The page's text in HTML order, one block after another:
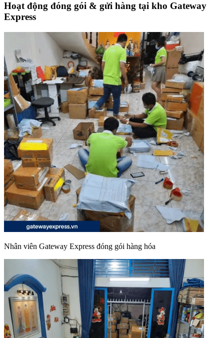
Hoạt động đóng gói & gửi hàng tại kho Gateway
Express
Nhân viên Gateway Express đóng gói hàng hóa